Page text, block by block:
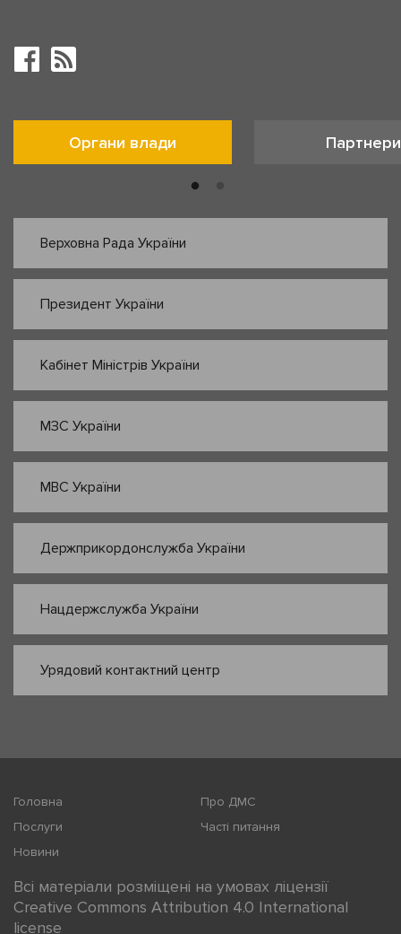
Органи влади Партнери
Верховна Рада України
Президент України
Кабінет Міністрів України
МЗС України
МВС України
Держприкордонслужба України
Нацдержслужба України
Урядовий контактний центр
Головна
Про ДМС
Послуги
Часті питання
Новини
Всі матеріали розміщені на умовах ліцензії
Creative Commons Attribution 4.0 International
license